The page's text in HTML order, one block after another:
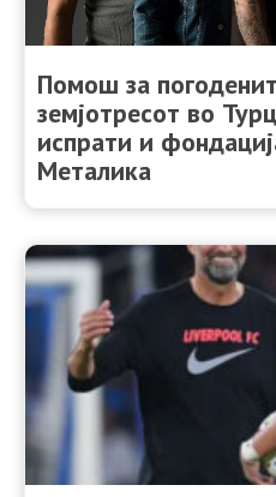
Помош за
земјотресот во
испрати и
Металика